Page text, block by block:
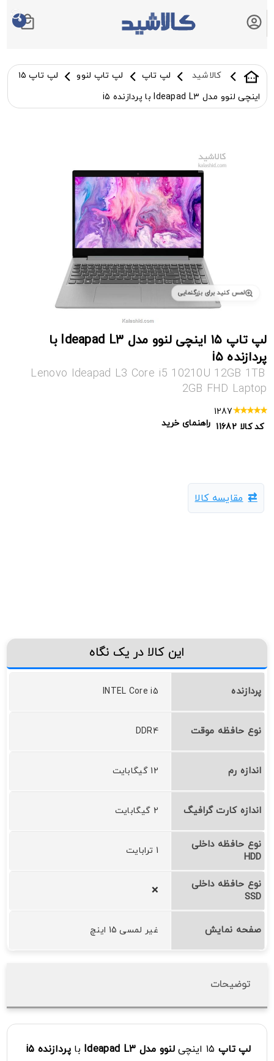
0
کالاشید لپ تاپ لپ تاپ لنوو
لپ تاپ ۱۵
اینچی لنوو مدل Ideapad L۳ با پردازنده i۵
لمس کنید برای بزرگنمایی
لپ تاپ ۱۵ اینچی لنوو مدل Ideapad L۳ با
پردازنده i۵
Lenovo Ideapad L3 Core i5 10210U 12GB 1TB
2GB FHD Laptop
1287
کد کالا 11682 راهنمای خرید
مقایسه کالا
این کالا در یک نگاه
پردازنده INTEL Core i5
نوع حافظه موقت DDR4
اندازه رم 12 گیگابایت
اندازه کارت گرافیگ 2 گیگابایت
نوع حافظه داخلی
HDD
1 ترابایت
نوع حافظه داخلی
SSD
❌
صفحه نمایش غیر لمسی 15 اینچ
توضیحات
لپ تاپ لنوو مدل Ideapad L۳ باپردازنده i۵